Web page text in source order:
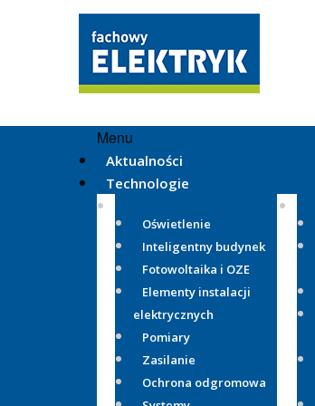
Menu
Aktualności
Technologie
Oświetlenie
Inteligentny budynek
Fotowoltaika i OZE
Elementy instalacji
elektrycznych
Pomiary
Zasilanie
Ochrona odgromowa